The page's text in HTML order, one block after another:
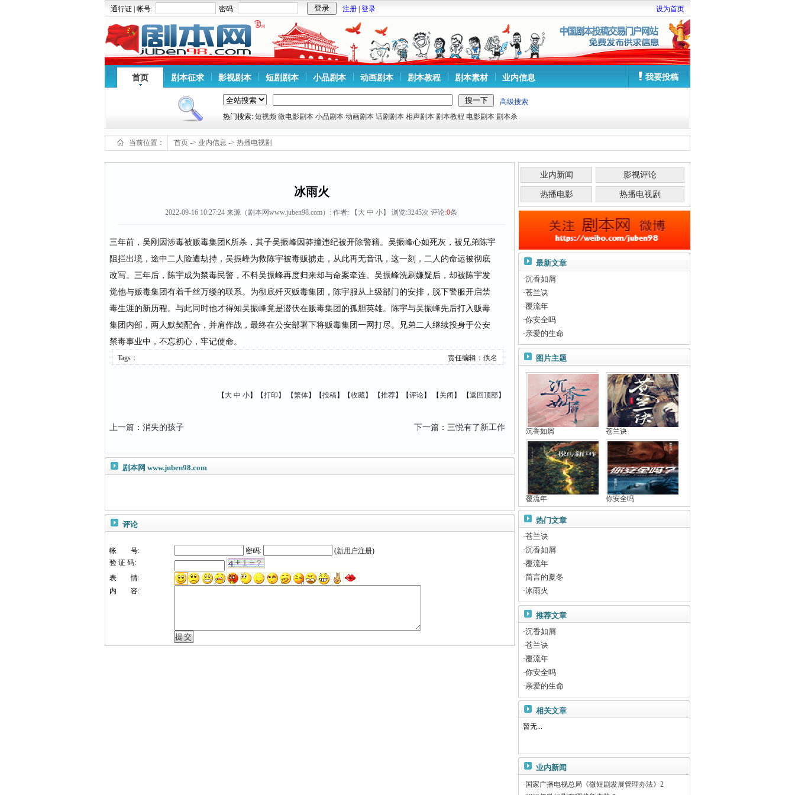
通行证 | 帐号: 密码: 注册 登录 设为首页
首页 剧本征求 影视剧本 短剧剧本 小品剧本 动画剧本 剧本教程 剧本素材 业内信息 我要投稿
高级搜索
热门搜索: 短视频 微电影剧本 小品剧本 动画剧本 话剧剧本 相声剧本 剧本教程 电影剧本 剧本杀
当前位置： 首页 -> 业内信息 -> 热播电视剧
冰雨火
2022-09-16 10:27:24 来源（剧本网www.juben98.com）: 作者: 【 大 中 小】 浏览:3245次 评论:0条
三年前，吴刚因涉毒被贩毒集团K所杀，其子吴振峰因莽撞违纪被开除警籍。吴振峰心如死灰，被兄弟陈宇
阻拦出境，途中二人险遭劫持，吴振峰为救陈宇被毒贩掳走，从此再无音讯，这一刻，二人的命运被彻底
改写。三年后，陈宇成为禁毒民警，不料吴振峰再度归来却与命案牵连。吴振峰洗刷嫌疑后，却被陈宇发
觉他与贩毒集团有着千丝万缕的联系。为彻底歼灭贩毒集团，陈宇服从上级部门的安排，脱下警服开启禁
毒生涯的新历程。与此同时他才得知吴振峰竟是潜伏在贩毒集团的孤胆英雄。陈宇与吴振峰先后打入贩毒
集团内部，两人默契配合，并肩作战，最终在公安部署下将贩毒集团一网打尽。兄弟二人继续投身于公安
禁毒事业中，不忘初心，牢记使命。
Tags： 责任编辑： 佚名
【 大 中 小】【打印 】 【繁体】【投稿】【收藏】 【推荐】【评论】 【 关闭 】 【返回顶部】
上一篇 ： 消失的孩子 下一篇 ： 三悦有了新工作
剧本网 www.juben98.com
评论
帐 号: 密码: (新用户注册)
验 证 码:
表 情:
内 容:
业内新闻 影视评论
热播电影 热播电视剧
最新文章
·沉香如屑
·苍兰诀
·覆流年
·你安全吗
·亲爱的生命
图片主题
沉香如屑 苍兰诀
覆流年 你安全吗
热门文章
·苍兰诀
·沉香如屑
·覆流年
·简言的夏冬
·冰雨火
推荐文章
·沉香如屑
·苍兰诀
·覆流年
·你安全吗
·亲爱的生命
相关文章
暂无...
业内新闻
· 国家广播电视总局《微短剧发展管理办法》2